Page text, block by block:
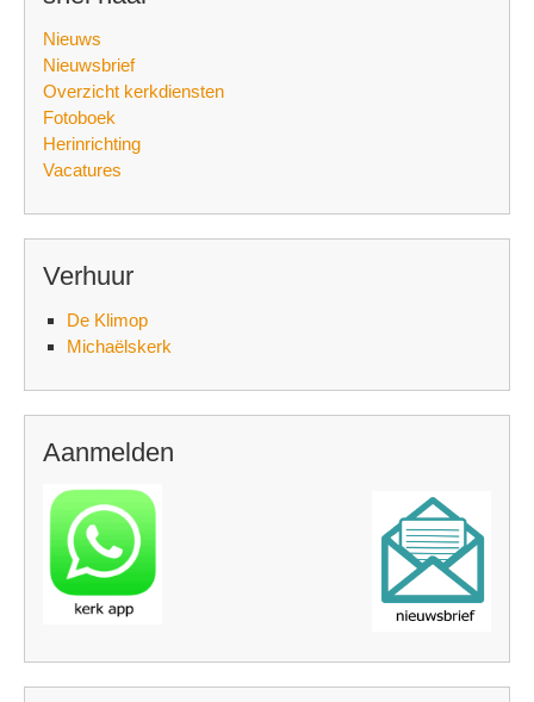
Nieuws
Nieuwsbrief
Overzicht kerkdiensten
Fotoboek
Herinrichting
Vacatures
Verhuur
De Klimop
Michaëlskerk
Aanmelden